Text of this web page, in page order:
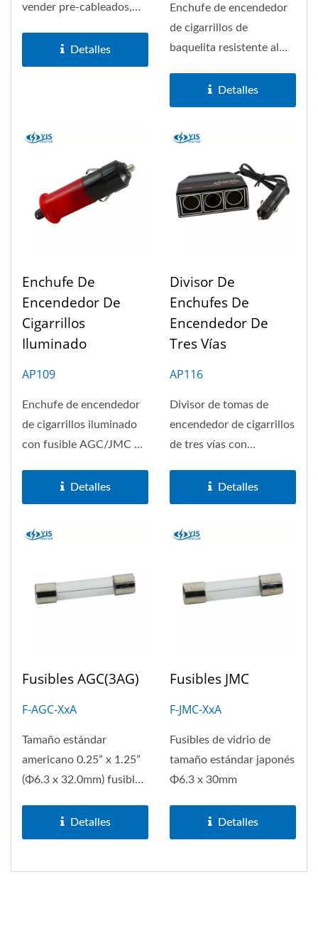
vender pre-cableados,
Detalles
Enchufe de encendedor
de cigarrillos de
baquelita resistente al
AGC/JMC de 5A
reemplazable,...
Detalles
Enchufe De
Encendedor De
Cigarrillos
Iluminado
AP109
Enchufe de encendedor
de cigarrillos iluminado
con fusible AGC/JMC de
modelo...
Detalles
Divisor De
Enchufes De
Encendedor De
Tres Vías
AP116
Divisor de tomas de
encendedor de cigarrillos
de tres vías con
alimentación...
Detalles
Fusibles AGC(3AG)
F-AGC-XxA
Tamaño estándar
americano 0.25” x 1.25”
(Φ6.3 x 32.0mm) fusibles
Detalles
Fusibles JMC
F-JMC-XxA
Fusibles de vidrio de
tamaño estándar japonés
Φ6.3 x 30mm
Detalles